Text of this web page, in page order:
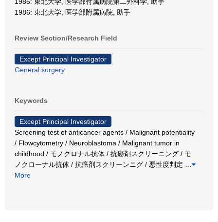
1986: 東北大学, 医学部附属病院, 助手
Review Section/Research Field
Except Principal Investigator
General surgery
Keywords
Except Principal Investigator
Screening test of anticancer agents / Malignant potentiality
/ Flowcytometry / Neuroblastoma / Malignant tumor in
childhood / モノクロナル抗体 / 抗癌剤スクリーニング / モ
ノクローナル抗体 / 抗癌剤スクリーンニグ / 悪性度判定
More